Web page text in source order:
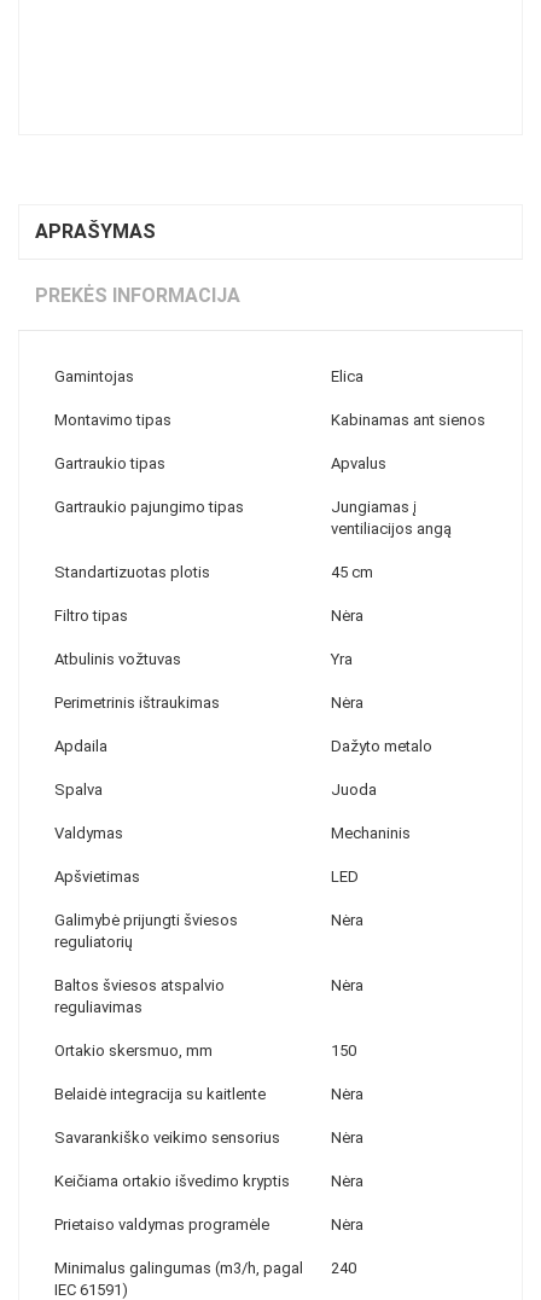
APRAŠYMAS
PREKĖS INFORMACIJA
Gamintojas Elica
Montavimo tipas Kabinamas ant sienos
Gartraukio tipas Apvalus
Gartraukio pajungimo tipas
Jungiamas į
ventiliacijos angą
Standartizuotas plotis 45 cm
Filtro tipas Nėra
Atbulinis vožtuvas Yra
Perimetrinis ištraukimas Nėra
Apdaila Dažyto metalo
Spalva Juoda
Valdymas Mechaninis
Apšvietimas LED
Galimybė prijungti šviesos
reguliatorių
Nėra
Baltos šviesos atspalvio
reguliavimas
Nėra
Ortakio skersmuo, mm 150
Belaidė integracija su kaitlente Nėra
Savarankiško veikimo sensorius Nėra
Keičiama ortakio išvedimo kryptis Nėra
Prietaiso valdymas programėle Nėra
Minimalus galingumas (m3/h, pagal
IEC 61591)
240